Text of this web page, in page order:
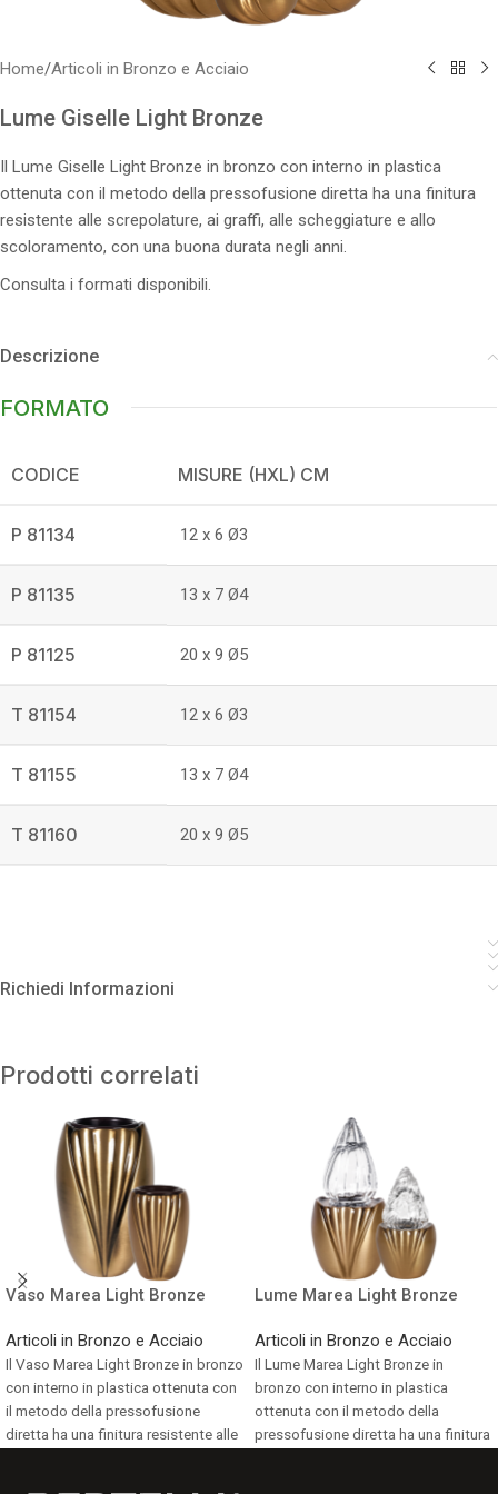
Home/Articoli in Bronzo e Acciaio
Lume Giselle Light Bronze
Il Lume Giselle Light Bronze in bronzo con interno in plastica
ottenuta con il metodo della pressofusione diretta ha una finitura
resistente alle screpolature, ai graffi, alle scheggiature e allo
scoloramento, con una buona durata negli anni.
Consulta i formati disponibili.
Descrizione
FORMATO
CODICE MISURE (HXL) CM
P 81134 12 x 6 Ø3
P 81135 13 x 7 Ø4
P 81125 20 x 9 Ø5
T 81154 12 x 6 Ø3
T 81155 13 x 7 Ø4
T 81160 20 x 9 Ø5
Richiedi Informazioni
Prodotti correlati
Vaso Marea Light Bronze
Articoli in Bronzo e Acciaio
Il Vaso Marea Light Bronze in bronzo
con interno in plastica ottenuta con
il metodo della pressofusione
diretta ha una finitura resistente alle
Lume Marea Light Bronze
Articoli in Bronzo e Acciaio
Il Lume Marea Light Bronze in
bronzo con interno in plastica
ottenuta con il metodo della
pressofusione diretta ha una finitura